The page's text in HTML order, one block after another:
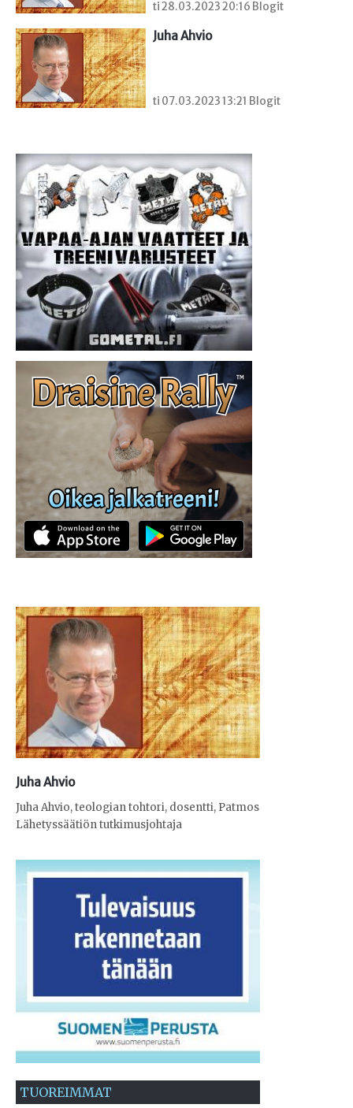
ti 28.03.2023 20:16 Blogit
Juha Ahvio
ti 07.03.2023 13:21 Blogit
Juha Ahvio
Juha Ahvio, teologian tohtori, dosentti, Patmos
Lähetyssäätiön tutkimusjohtaja
TUOREIMMAT